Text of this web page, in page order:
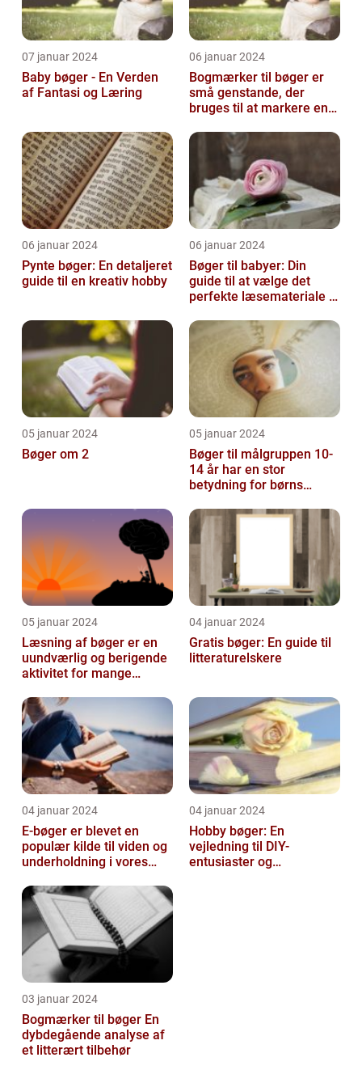
07 januar 2024
Baby bøger - En Verden
af Fantasi og Læring
06 januar 2024
Bogmærker til bøger er
små genstande, der
bruges til at markere en
bog, så...
06 januar 2024
Pynte bøger: En detaljeret
guide til en kreativ hobby
06 januar 2024
Bøger til babyer: Din
guide til at vælge det
perfekte læsemateriale til
05 januar 2024
Bøger om 2
05 januar 2024
Bøger til målgruppen 10-
14 år har en stor
betydning for børns
05 januar 2024
Læsning af bøger er en
uundværlig og berigende
aktivitet for mange
04 januar 2024
Gratis bøger: En guide til
litteraturelskere
04 januar 2024
E-bøger er blevet en
populær kilde til viden og
underholdning i vores
04 januar 2024
Hobby bøger: En
vejledning til DIY-
entusiaster og
03 januar 2024
Bogmærker til bøger En
dybdegående analyse af
et litterært tilbehør